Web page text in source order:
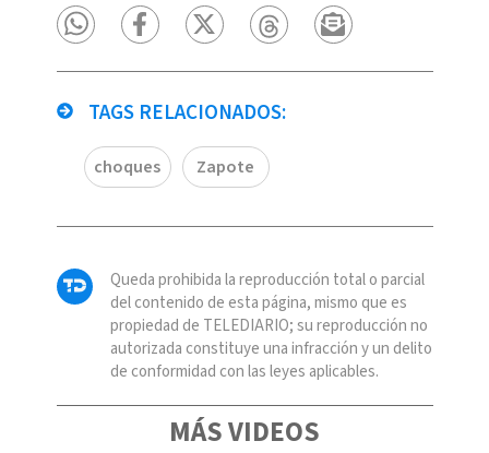
TAGS RELACIONADOS:
choques Zapote
Queda prohibida la reproducción total o parcial
del contenido de esta página, mismo que es
propiedad de TELEDIARIO; su reproducción no
autorizada constituye una infracción y un delito
de conformidad con las leyes aplicables.
MÁS VIDEOS